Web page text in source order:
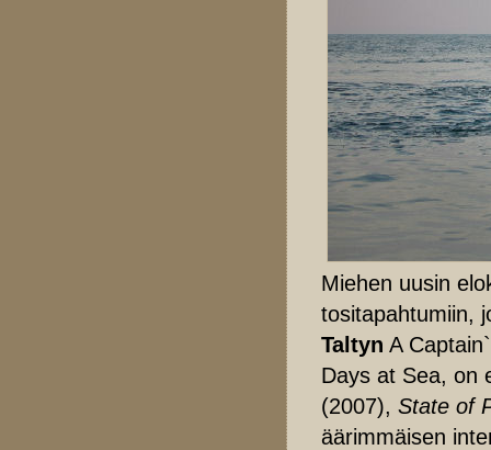
Miehen uusin
tositapahtumiin,
Taltyn A
Days at Sea, on
(2007), State of
äärimmäisen